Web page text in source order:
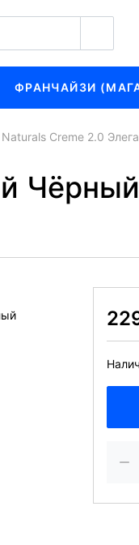
ФРАНЧАЙЗИ
Creme 2.0
Чёрный